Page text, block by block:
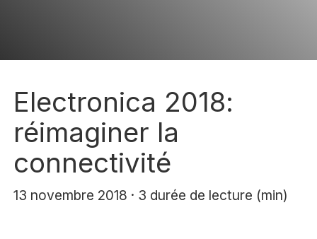
Electronica 2018:
réimaginer la
connectivité
13 novembre 2018 · 3 durée de lecture (min)